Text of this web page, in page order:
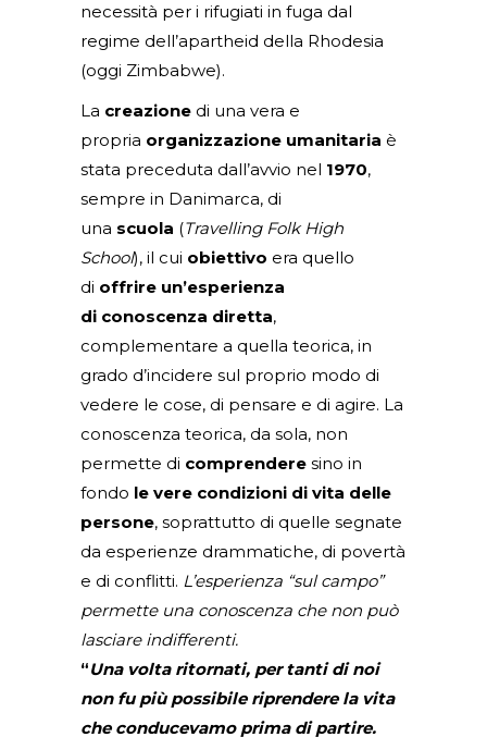
necessità per i rifugiati in fuga dal
regime dell’apartheid della Rhodesia
(oggi Zimbabwe).
La creazione di una vera e
propria organizzazione umanitaria è
stata preceduta dall’avvio nel 1970,
sempre in Danimarca, di
una scuola (Travelling Folk High
School), il cui obiettivo era quello
di offrire un’esperienza
di conoscenza diretta,
complementare a quella teorica, in
grado d’incidere sul proprio modo di
vedere le cose, di pensare e di agire. La
conoscenza teorica, da sola, non
permette di comprendere sino in
fondo le vere condizioni di vita delle
persone, soprattutto di quelle segnate
da esperienze drammatiche, di povertà
e di conflitti. L’esperienza “sul campo”
permette una conoscenza che non può
lasciare indifferenti.
“Una volta ritornati, per tanti di noi
non fu più possibile riprendere la vita
che conducevamo prima di partire.